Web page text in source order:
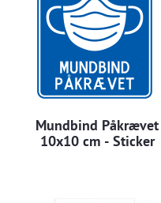
Mundbind Påkrævet
10x10 cm - Sticker